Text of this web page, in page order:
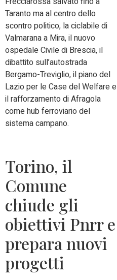
Taranto ma al centro dello
scontro politico, la ciclabile di
Valmarana a Mira, il nuovo
ospedale Civile di Brescia, il
dibattito sull’autostrada
Bergamo-Treviglio, il piano del
Lazio per le Case del Welfare e
il rafforzamento di Afragola
come hub ferroviario del
sistema campano.
Torino, il
Comune
chiude gli
obiettivi Pnrr e
prepara nuovi
progetti